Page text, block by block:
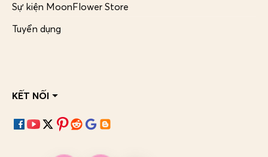
Sự kiện MoonFlower Store
Tuyển dụng
KẾT NỐI